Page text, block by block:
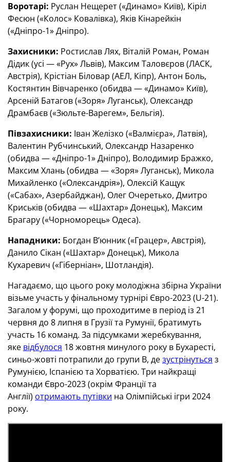
Воротарі: Руслан Нещерет («Динамо» Київ), Кіріл
Фесюн («Колос» Ковалівка), Яків Кінарейкін
(«Дніпро-1» Дніпро).
Захисники: Ростислав Лях, Віталій Роман, Роман
Дідик (усі — «Рух» Львів), Максим Таловєров (ЛАСК,
Австрія), Крістіан Біловар (АЕЛ, Кіпр), Антон Боль,
Костянтин Вівчаренко (обидва — «Динамо» Київ),
Арсеній Батагов («Зоря» Луганськ), Олександр
Драмбаєв («Зюльте-Варегем», Бельгія).
Півзахисники: Іван Желізко («Валмієра», Латвія),
Валентин Рубчинський, Олександр Назаренко
(обидва — «Дніпро-1» Дніпро), Володимир Бражко,
Максим Хлань (обидва — «Зоря» Луганськ), Микола
Михайленко («Олександрія»), Олексій Кащук
(«Сабах», Азербайджан), Олег Очеретько, Дмитро
Криськів (обидва — «Шахтар» Донецьк), Максим
Брагару («Чорноморець» Одеса).
Нападники: Богдан В’юнник («Грацер», Австрія),
Данило Сікан («Шахтар» Донецьк), Микола
Кухаревич («Гіберніан», Шотландія).
Нагадаємо, що цього року молодіжна збірна України
візьме участь у фінальному турнірі Євро-2023 (U-21).
Загалом у форумі, що проходитиме в період із 21
червня до 8 липня в Грузії та Румунії, братимуть
участь 16 команд. За підсумками жеребкування,
яке відбулося 18 жовтня минулого року в Бухаресті,
синьо-жовті потрапили до групи В, дезустрінуться з
Румунією, Іспанією та Хорватією. Три найкращі
команди Євро-2023 (окрім Франції та
Англії) отримають путівки на Олімпійські ігри 2024
року.